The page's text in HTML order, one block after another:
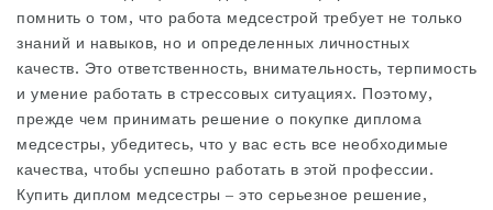
помнить о том, что работа медсестрой требует не только
знаний и навыков, но и определенных личностных
качеств. Это ответственность, внимательность, терпимость
и умение работать в стрессовых ситуациях. Поэтому,
прежде чем принимать решение о покупке диплома
медсестры, убедитесь, что у вас есть все необходимые
качества, чтобы успешно работать в этой профессии.
Купить диплом медсестры – это серьезное решение,